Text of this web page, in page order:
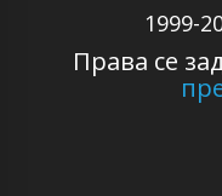
1999-
Права се